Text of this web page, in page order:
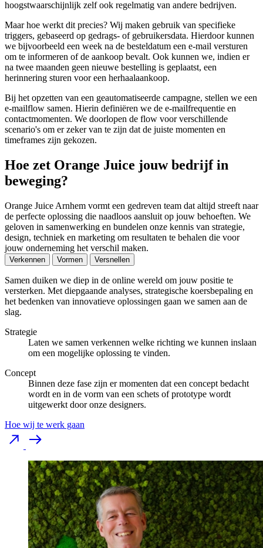
hoogstwaarschijnlijk zelf ook regelmatig van andere bedrijven.
Maar hoe werkt dit precies? Wij maken gebruik van specifieke
triggers, gebaseerd op gedrags- of gebruikersdata. Hierdoor kunnen
we bijvoorbeeld een week na de besteldatum een e-mail versturen
om te informeren of de aankoop bevalt. Ook kunnen we, indien er
na twee maanden geen nieuwe bestelling is geplaatst, een
herinnering sturen voor een herhaalaankoop.
Bij het opzetten van een geautomatiseerde campagne, stellen we een
e-mailflow samen. Hierin definiëren we de e-mailfrequentie en
contactmomenten. We doorlopen de flow voor verschillende
scenario's om er zeker van te zijn dat de juiste momenten en
timeframes zijn gekozen.
Hoe zet Orange Juice jouw bedrijf in
beweging?
Orange Juice Arnhem vormt een gedreven team dat altijd streeft naar
de perfecte oplossing die naadloos aansluit op jouw behoeften. We
geloven in samenwerking en bundelen onze kennis van strategie,
design, techniek en marketing om resultaten te behalen die voor
jouw onderneming het verschil maken.
Verkennen Vormen Versnellen
Samen duiken we diep in de online wereld om jouw positie te
versterken. Met diepgaande analyses, strategische koersbepaling en
het bedenken van innovatieve oplossingen gaan we samen aan de
slag.
Strategie
Laten we samen verkennen welke richting we kunnen inslaan
om een mogelijke oplossing te vinden.
Concept
Binnen deze fase zijn er momenten dat een concept bedacht
wordt en in de vorm van een schets of prototype wordt
uitgewerkt door onze designers.
Hoe wij te werk gaan